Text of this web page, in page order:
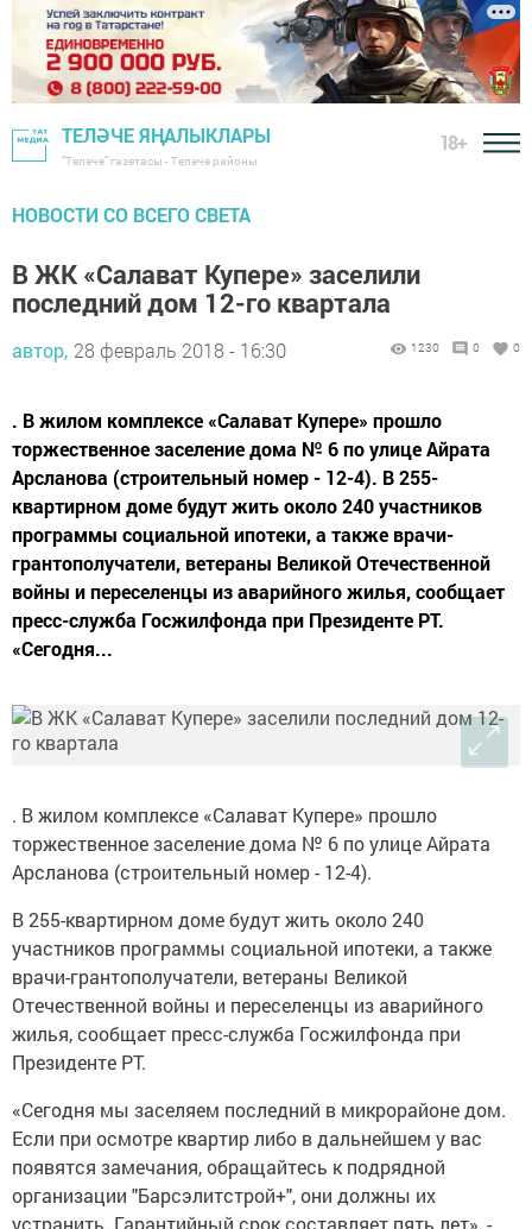
ТЕЛӘЧЕ ЯҢАЛЫКЛАРЫ
"Теләче" газетасы - Теләче районы
18+
НОВОСТИ СО ВСЕГО СВЕТА
В ЖК «Салават Купере» заселили
последний дом 12-го квартала
автор, 28 февраль 2018 - 16:30 1230 0 0
. В жилом комплексе «Салават Купере» прошло
торжественное заселение дома № 6 по улице Айрата
Арсланова (строительный номер - 12-4). В 255-
квартирном доме будут жить около 240 участников
программы социальной ипотеки, а также врачи-
грантополучатели, ветераны Великой Отечественной
войны и переселенцы из аварийного жилья, сообщает
пресс-служба Госжилфонда при Президенте РТ.
«Сегодня...
. В жилом комплексе «Салават Купере» прошло
торжественное заселение дома № 6 по улице Айрата
Арсланова (строительный номер - 12-4).
В 255-квартирном доме будут жить около 240
участников программы социальной ипотеки, а также
врачи-грантополучатели, ветераны Великой
Отечественной войны и переселенцы из аварийного
жилья, сообщает пресс-служба Госжилфонда при
Президенте РТ.
«Сегодня мы заселяем последний в микрорайоне дом.
Если при осмотре квартир либо в дальнейшем у вас
появятся замечания, обращайтесь к подрядной
организации "Барсэлитстрой+", они должны их